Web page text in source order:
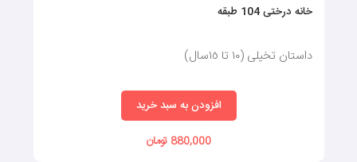
خانه درختی 104 طبقه
داستان تخیلی (١٠ تا ١٥سال)
افزودن به سبد خرید
880,000 تومان